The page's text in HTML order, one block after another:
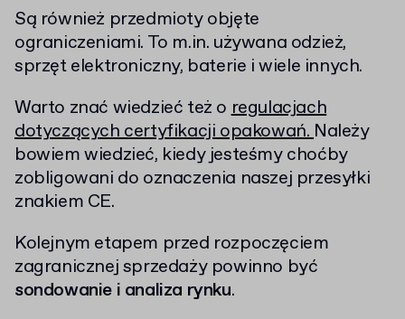
Są również przedmioty objęte
ograniczeniami. To m.in. używana odzież,
sprzęt elektroniczny, baterie i wiele innych.
Warto znać wiedzieć też oregulacjach
dotyczących certyfikacji opakowań.Należy
bowiem wiedzieć, kiedy jesteśmy choćby
zobligowani do oznaczenia naszej przesyłki
znakiem CE.
Kolejnym etapem przed rozpoczęciem
zagranicznej sprzedaży powinno być
sondowanie i analiza rynku.